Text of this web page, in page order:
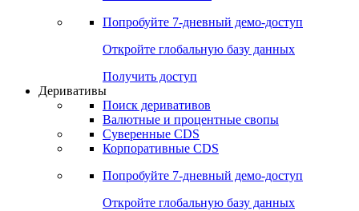
Сравнение ETF & Funds
Поиск Mutual Funds
Попробуйте7-дневный
Откройте глобальную базу данных
Получить доступ
Деривативы
Валютные и процентные свопы
Корпоративные CDS